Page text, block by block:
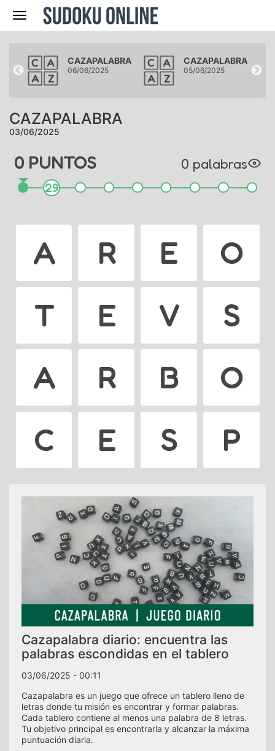
Navegación
CAZAPALABRA
06/06/2025
CAZAPALABRA
05/06/2025
CAZAPALABRA
03/06/2025
0PUNTOS 0 palabras
29
A R E
O
T
E V
S
A
R B
O
C
E S P
Cazapalabra diario: encuentra las
palabras escondidas en el tablero
03/06/2025 - 00:11
Cazapalabra es un juego que ofrece un tablero lleno de
letras donde tu misión es encontrar y formar palabras.
Cada tablero contiene al menos una palabra de 8 letras.
Tu objetivo principal es encontrarla y alcanzar la máxima
puntuación diaria.